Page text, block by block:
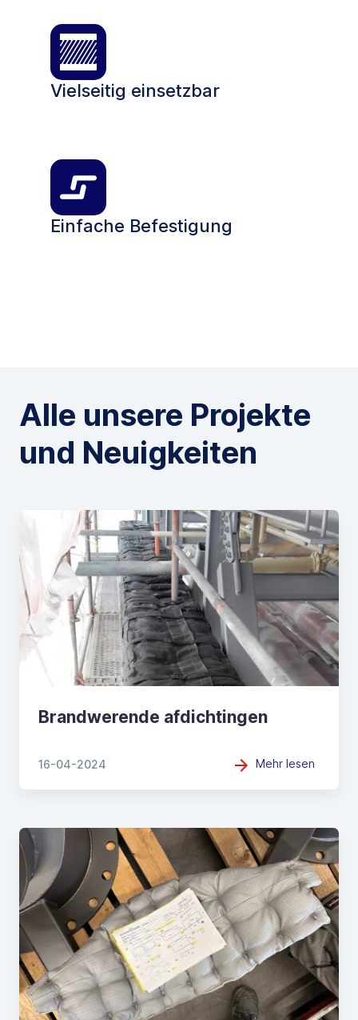
Vielseitig einsetzbar
Einfache Befestigung
Alle unsere Projekte
und Neuigkeiten
Brandwerende afdichtingen
16-04-2024 Mehr lesen